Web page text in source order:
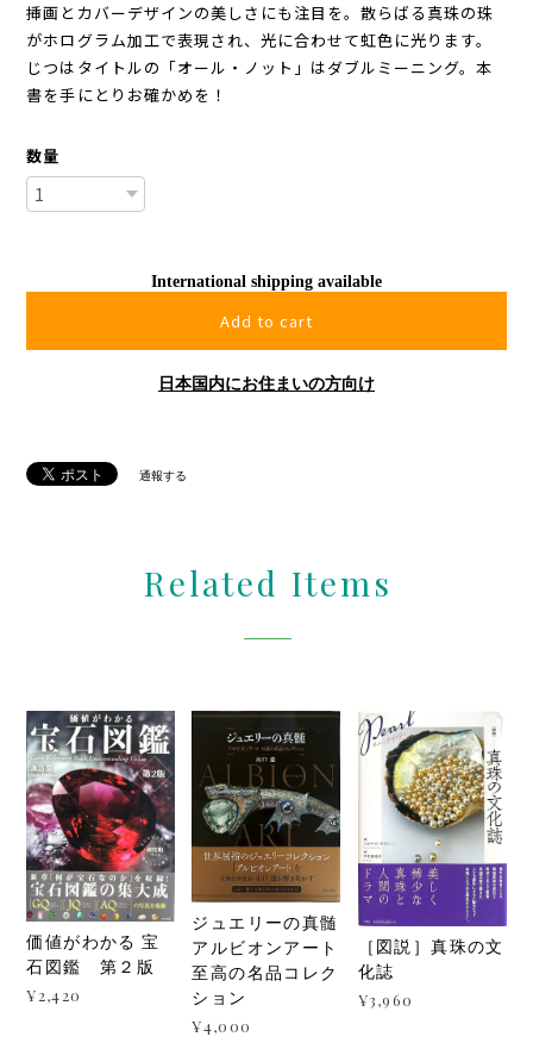
挿画とカバーデザインの美しさにも注目を。散らばる真珠の珠
がホログラム加工で表現され、光に合わせて虹色に光ります。
じつはタイトルの「オール・ノット」はダブルミーニング。本
書を手にとりお確かめを！
数量
International shipping available
Add to cart
日本国内にお住まいの方向け
通報する
Related Items
価値がわかる 宝
石図鑑 第２版
¥2,420
ジュエリーの真髄
アルビオンアート
至高の名品コレク
ション
¥4,000
［図説］真珠の文
化誌
¥3,960